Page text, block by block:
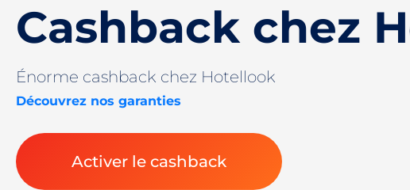
Cashback chez
Énorme cashback chez Hotellook
Découvrez nos garanties
Activer le cashback